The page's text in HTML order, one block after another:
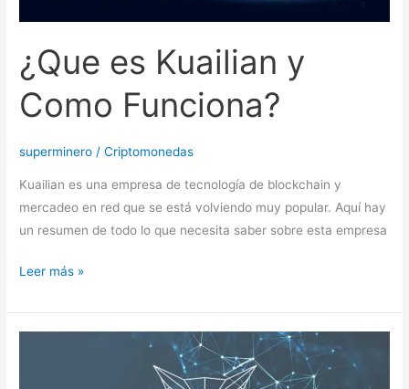
¿Que es Kuailian y
Como Funciona?
superminero/Criptomonedas
Kuailian es una empresa de tecnología de blockchain y
mercadeo en red que se está volviendo muy popular. Aquí hay
un resumen de todo lo que necesita saber sobre esta empresa
Leer más »